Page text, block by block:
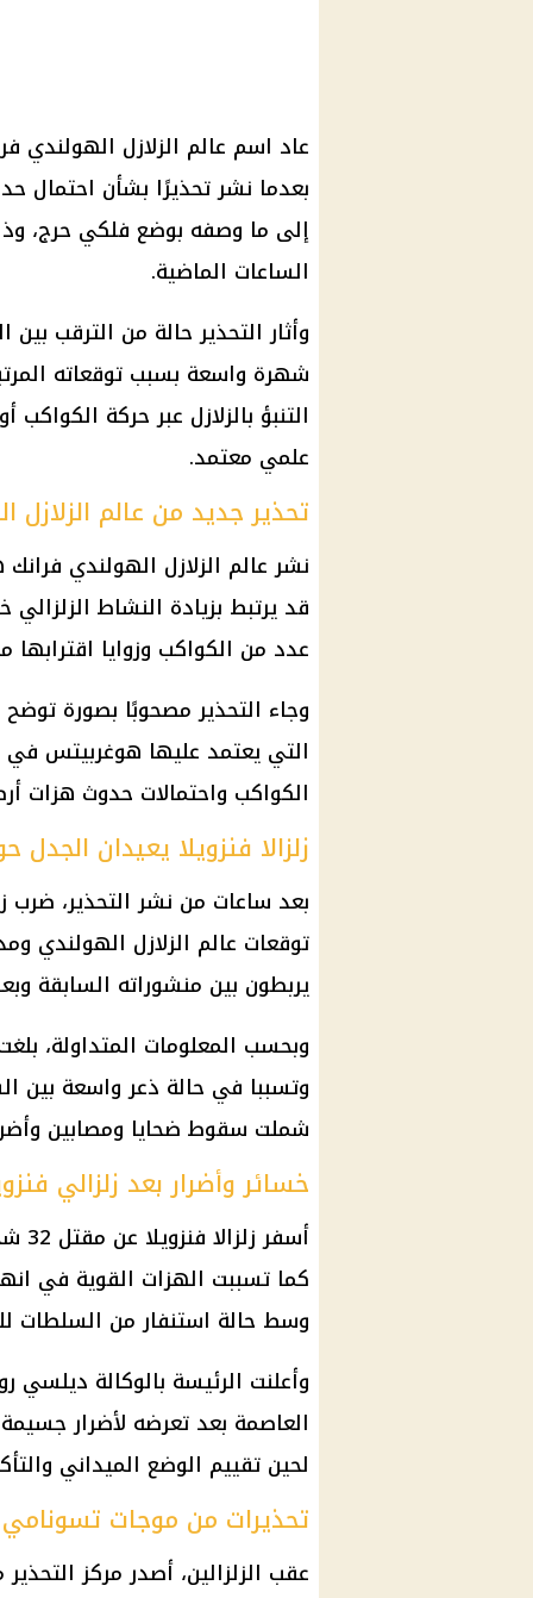
عاد اسم عالم الزلازل
بعدما نشر تحذيرًا بشأن احتمال
إلى ما وصفه بوضع فلكي حرج،
الساعات الماضية.
وأثار التحذير حالة من الترقب
شهرة واسعة بسبب توقعاته
التنبؤ بالزلازل عبر حركة
علمي معتمد.
تحذير جديد من عالم الزلازل
نشر عالم الزلازل الهولندي
قد يرتبط بزيادة النشاط الزلزالي
عدد من الكواكب وزوايا اقترابها
وجاء التحذير مصحوبًا بصورة
التي يعتمد عليها هوغربيتس في
الكواكب واحتمالات حدوث هزات
زلزالا فنزويلا يعيدان الجدل
بعد ساعات من نشر التحذير، ضرب
توقعات عالم الزلازل الهولندي
يربطون بين منشوراته السابقة
وتسببا في حالة ذعر واسعة بين
شملت سقوط ضحايا ومصابين
خسائر وأضرار بعد زلزالي
كما تسببت الهزات القوية في
وسط حالة استنفار من السلطات
وأعلنت الرئيسة بالوكالة ديلسي
العاصمة بعد تعرضه لأضرار
لحين تقييم الوضع الميداني
تحذيرات من موجات تسونامي
عقب الزلزالين، أصدر مركز